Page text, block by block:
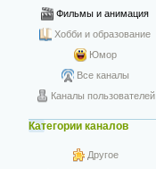
Фильмы и анимация
Хобби и образование
Юмор
Все каналы
Каналы пользователей
Категории каналов
Другое